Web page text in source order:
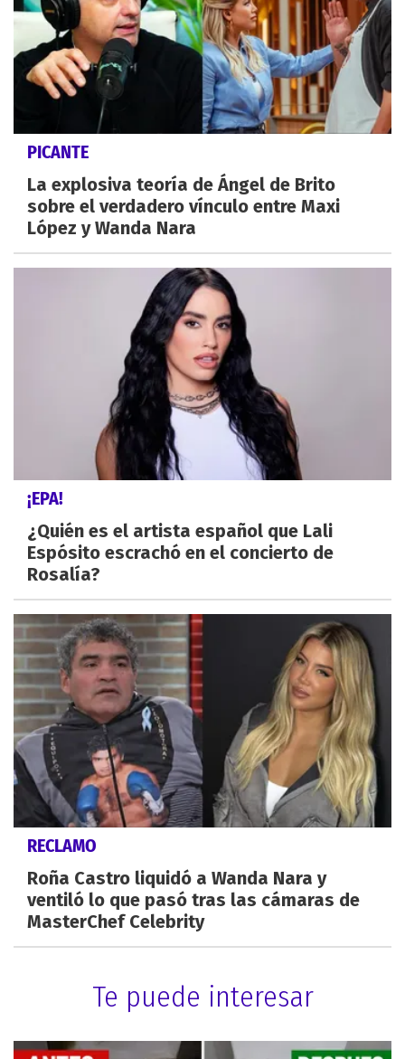
PICANTE
La explosiva teoría de Ángel de Brito
sobre el verdadero vínculo entre Maxi
López y Wanda Nara
¡EPA!
¿Quién es el artista español que Lali
Espósito escrachó en el concierto de
Rosalía?
RECLAMO
Roña Castro liquidó a Wanda Nara y
ventiló lo que pasó tras las cámaras de
MasterChef Celebrity
Te puede interesar